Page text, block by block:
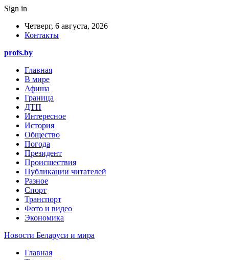
Sign in
Четверг, 6 августа, 2026
Контакты
profs.by
Главная
В мире
Афиша
Граница
ДТП
Интересное
История
Общество
Погода
Президент
Происшествия
Публикации читателей
Разное
Спорт
Транспорт
Фото и видео
Экономика
Новости Беларуси и мира
Главная